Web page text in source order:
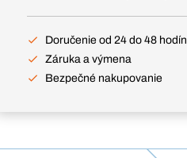
Doručenie od 24 do 48 hodín
Záruka a výmena
Bezpečné nakupovanie